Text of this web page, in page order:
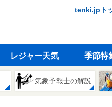
tenki.jpト
レジャー天気 季節特
気象予報士の解説